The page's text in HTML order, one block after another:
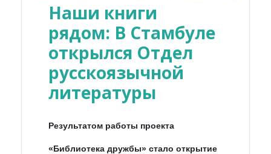
Наши книги
рядом: В Стамбуле
открылся Отдел
русскоязычной
литературы
Результатом работы проекта
«Библиотека дружбы» стало открытие